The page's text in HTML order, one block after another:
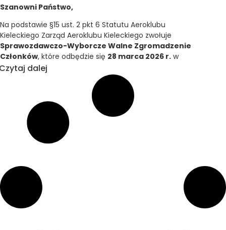
Szanowni Państwo,
Na podstawie §15 ust. 2 pkt 6 Statutu Aeroklubu
Kieleckiego Zarząd Aeroklubu Kieleckiego zwołuje
Sprawozdawczo-Wyborcze Walne Zgromadzenie
Członków, które odbędzie się 28 marca 2026 r. w
siedzibie Aeroklubu Kieleckiego, ul. Jana Pawła II 9,
Terminy rozpoczęcia obrad:
I termin:
godz. 10:00
II termin:
godz. 10:15
Do udziału w Walnym Zgromadzeniu uprawnieni są
fizycznymi, natomiast członkowie wspierający i
stowarzyszeni uczestniczą w Zgromadzeniu jako
osoby zaproszone.
Szczegółowym porządek obrad dostępny jest
dalej